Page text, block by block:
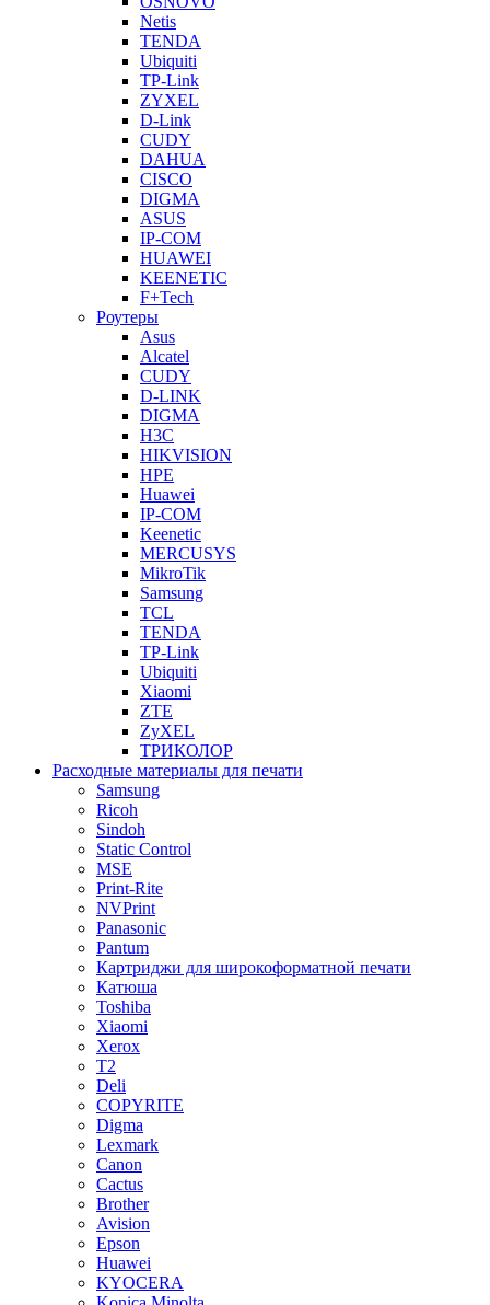
Netis
TENDA
Ubiquiti
TP-Link
ZYXEL
D-Link
CUDY
DAHUA
CISCO
DIGMA
ASUS
IP-COM
HUAWEI
KEENETIC
F+Tech
Роутеры
Asus
Alcatel
CUDY
D-LINK
DIGMA
H3C
HIKVISION
HPE
Huawei
IP-COM
Keenetic
MERCUSYS
MikroTik
Samsung
TCL
TENDA
TP-Link
Ubiquiti
Xiaomi
ZTE
ZyXEL
ТРИКОЛОР
Расходные материалы для печати
Samsung
Ricoh
Sindoh
Static Control
MSE
Print-Rite
NVPrint
Panasonic
Pantum
Картриджи для широкоформатной печати
Катюша
Toshiba
Xiaomi
Xerox
T2
Deli
COPYRITE
Digma
Lexmark
Canon
Cactus
Brother
Avision
Epson
Huawei
KYOCERA